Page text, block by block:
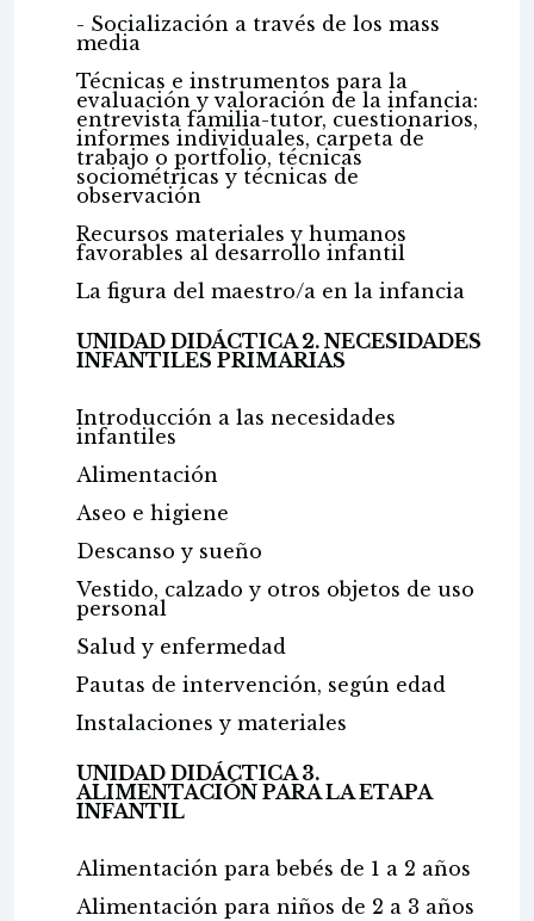
- Socialización a través de los mass
media
Técnicas e instrumentos para la
evaluación y valoración de la infancia:
entrevista familia-tutor, cuestionarios,
informes individuales, carpeta de
trabajo o portfolio, técnicas
sociométricas y técnicas de
observación
Recursos materiales y humanos
favorables al desarrollo infantil
La figura del maestro/a en la infancia
UNIDAD DIDÁCTICA 2. NECESIDADES
INFANTILES PRIMARIAS
Introducción a las necesidades
infantiles
Alimentación
Aseo e higiene
Descanso y sueño
Vestido, calzado y otros objetos de uso
personal
Salud y enfermedad
Pautas de intervención, según edad
Instalaciones y materiales
UNIDAD DIDÁCTICA 3.
ALIMENTACIÓN PARA LA ETAPA
INFANTIL
Alimentación para bebés de 1 a 2 años
Alimentación para niños de 2 a 3 años